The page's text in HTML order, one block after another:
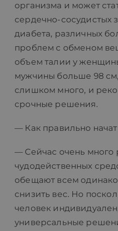
организма и может
сердечно-сосудистых
диабета, различных
проблем с обменом
объем талии у
мужчины больше 98
слишком много, и
срочные решения.
— Как правильно
— Сейчас очень много
чудодейственных
обещают всем
снизить вес. Но
человек
универсальные